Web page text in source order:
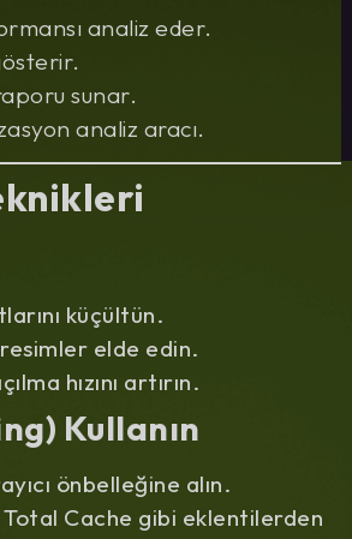
analiz eder.
sunar.
analiz aracı.
küçültün.
resimler elde edin.
hızını artırın.
Kullanın
önbelleğine alın.
Total Cache gibi eklentilerden